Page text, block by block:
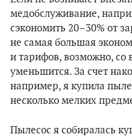
медобслуживание,
сэкономить 20–30% от
не самая большая
и тарифов, возможно,
уменьшится. За счет
например, я купила
несколько мелких
Пылесос я собиралась